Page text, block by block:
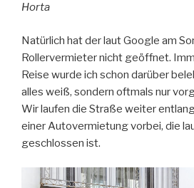
Horta
Natürlich hat der laut Google am
Rollervermieter nicht geöffnet.
Reise wurde ich schon darüber
alles weiß, sondern oftmals nur
Wir laufen die Straße weiter
einer Autovermietung vorbei, die
geschlossen ist.